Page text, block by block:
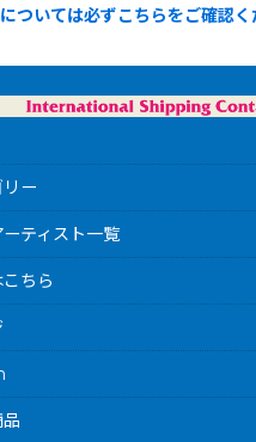
ついては必ずこちらをご確認く
ー
ティスト一覧
ちら